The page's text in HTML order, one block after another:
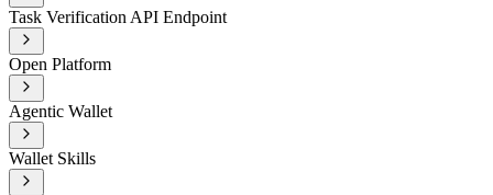
Task Verification API Endpoint
Open Platform
Agentic Wallet
Wallet Skills